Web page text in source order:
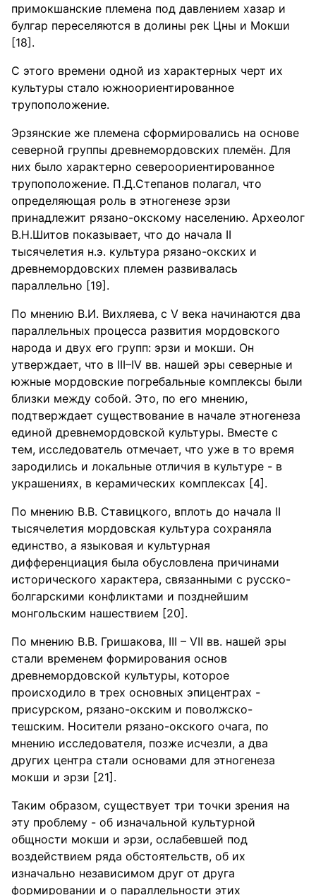
примокшанские племена под давлением хазар и
булгар переселяются в долины рек Цны и Мокши
[18].
С этого времени одной из характерных черт их
культуры стало южноориентированное
трупоположение.
Эрзянские же племена сформировались на основе
северной группы древнемордовских племён. Для
них было характерно североориентированное
трупоположение. П.Д.Степанов полагал, что
определяющая роль в этногенезе эрзи
принадлежит рязано-окскому населению. Археолог
В.Н.Шитов показывает, что до начала II
тысячелетия н.э. культура рязано-окских и
древнемордовских племен развивалась
параллельно [19].
По мнению В.И. Вихляева, с V века начинаются два
параллельных процесса развития мордовского
народа и двух его групп: эрзи и мокши. Он
утверждает, что в III–IV вв. нашей эры северные и
южные мордовские погребальные комплексы были
близки между собой. Это, по его мнению,
подтверждает существование в начале этногенеза
единой древнемордовской культуры. Вместе с
тем, исследователь отмечает, что уже в то время
зародились и локальные отличия в культуре - в
украшениях, в керамических комплексах [4].
По мнению В.В. Ставицкого, вплоть до начала II
тысячелетия мордовская культура сохраняла
единство, а языковая и культурная
дифференциация была обусловлена причинами
исторического характера, связанными с русско-
болгарскими конфликтами и позднейшим
монгольским нашествием [20].
По мнению В.В. Гришакова, III – VII вв. нашей эры
стали временем формирования основ
древнемордовской культуры, которое
происходило в трех основных эпицентрах -
присурском, рязано-окским и поволжско-
тешским. Носители рязано-окского очага, по
мнению исследователя, позже исчезли, а два
других центра стали основами для этногенеза
мокши и эрзи [21].
Таким образом, существует три точки зрения на
эту проблему - об изначальной культурной
общности мокши и эрзи, ослабевшей под
воздействием ряда обстоятельств, об их
изначально независимом друг от друга
формировании и о параллельности этих